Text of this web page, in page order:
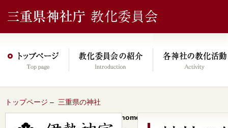
トップページ – 三重県の神社
/home/xs046278/mie-